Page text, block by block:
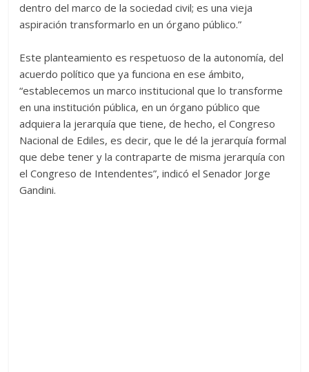
dentro del marco de la sociedad civil; es una vieja
aspiración transformarlo en un órgano público.”
Este planteamiento es respetuoso de la autonomía, del
acuerdo político que ya funciona en ese ámbito,
“establecemos un marco institucional que lo transforme
en una institución pública, en un órgano público que
adquiera la jerarquía que tiene, de hecho, el Congreso
Nacional de Ediles, es decir, que le dé la jerarquía formal
que debe tener y la contraparte de misma jerarquía con
el Congreso de Intendentes”, indicó el Senador Jorge
Gandini.